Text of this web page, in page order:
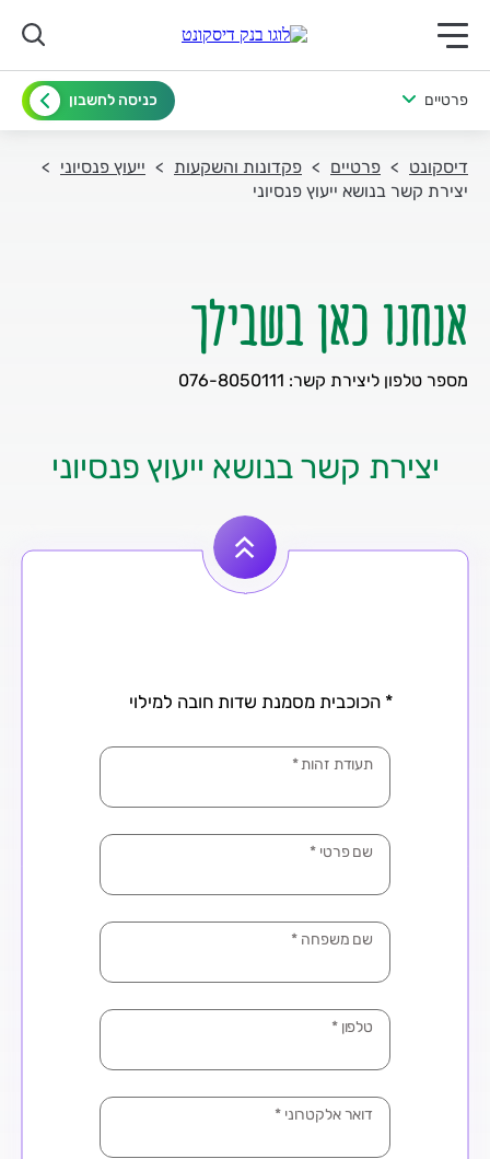
תפריט ראשי לנייד
פרטיים כניסה לחשבון
דיסקונט פרטיים פקדונות והשקעות
ייעוץ פנסיוני
יצירת קשר בנושא ייעוץ פנסיוני
אנחנו כאן בשבילך
מספר טלפון ליצירת קשר: 076-8050111
יצירת קשר בנושא ייעוץ פנסיוני
* הכוכבית מסמנת שדות חובה למילוי
תעודת זהות*
שם פרטי *
שם משפחה *
טלפון*
דואר אלקטרוני*